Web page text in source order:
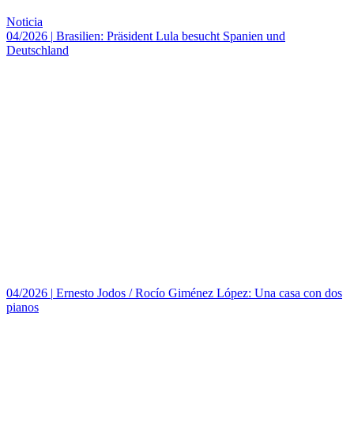
Noticia
04/2026 | Brasilien: Präsident Lula besucht Spanien und
Deutschland
04/2026 | Ernesto Jodos / Rocío Giménez López: Una casa con dos
pianos